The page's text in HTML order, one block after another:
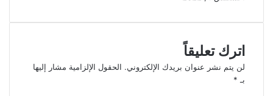
اترك تعليقاً
لن يتم نشر عنوان بريدك الإلكتروني. الحقول الإلزامية مشار إليها
بـ *